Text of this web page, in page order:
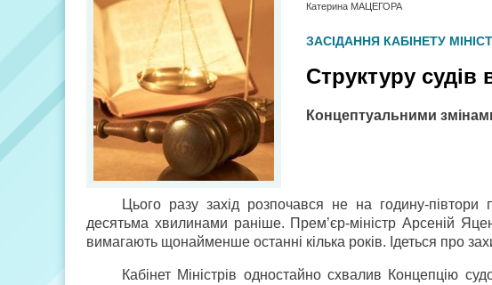
Катерина МАЦЕГОРА
ЗАСІДАННЯ КАБІНЕТУ
Структуру судів
Концептуальними
Цього разу захід розпочався не на годину-
десятьма хвилинами раніше. Прем’єр-міністр Арсеній
вимагають щонайменше останні кілька років. Ідеться про
Кабінет Міністрів одностайно схвалив Концепцію